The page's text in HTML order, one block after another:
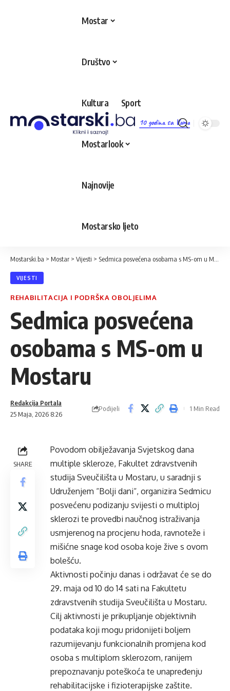
10 godina sa Vama
Mostar
Društvo
Kultura Sport
Mostarlook
Najnovije
Mostarsko ljeto
Mostarski.ba > Mostar > Vijesti > Sedmica posvećena osobama s MS-om u Mostaru
VIJESTI
REHABILITACIJA I PODRŠKA OBOLJELIMA
Sedmica posvećena
osobama s MS-om u
Mostaru
25 Maja, 2026 8:26
Redakcija Portala
Podijeli 1 Min Read
SHARE
Povodom obilježavanja Svjetskog dana
multiple skleroze, Fakultet zdravstvenih
studija Sveučilišta u Mostaru, u saradnji s
Udruženjem “Bolji dani“, organizira Sedmicu
posvećenu podizanju svijesti o multiploj
sklerozi te provedbi naučnog istraživanja
usmjerenog na procjenu hoda, ravnoteže i
mišićne snage kod osoba koje žive s ovom
bolešću.
Aktivnosti počinju danas i održavat će se do
29. maja od 10 do 14 sati na Fakultetu
zdravstvenih studija Sveučilišta u Mostaru.
Cilj aktivnosti je prikupljanje objektivnih
podataka koji mogu pridonijeti boljem
razumijevanju funkcionalnih promjena kod
osoba s multiplom sklerozom, ranijem
prepoznavanju poteškoća te unapređenju
rehabilitacijske i fizioterapijske zaštite.